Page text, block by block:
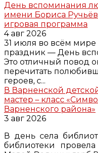
День вспоминания
имени Бориса
игровая программа
4 авг 2026
31 июля во всём
праздник — День
Это отличный повод
перечитать
героев, с...
В Варненской
мастер – класс
Варненского района»
3 авг 2026
В день села
библиотеки